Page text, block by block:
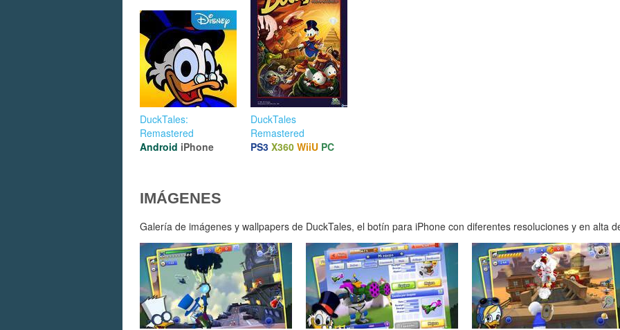
DuckTales:
Remastered
Android iPhone
DuckTales
Remastered
PS3 X360 WiiU PC
IMÁGENES
Galería de imágenes y wallpapers de DuckTales, el botín para iPhone con diferentes resoluciones y en alta